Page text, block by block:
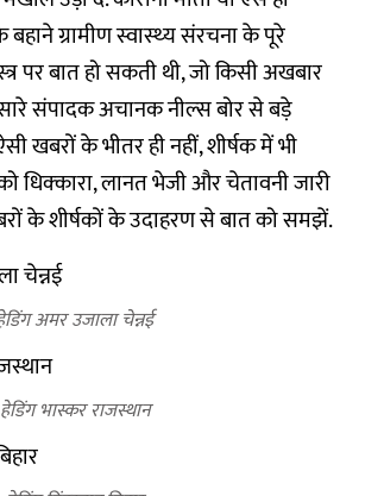
बहाने ग्रामीण स्‍वास्‍थ्‍य संरचना के पूरे
पर बात हो सकती थी, जो किसी अखबार
संपादक अचानक नील्‍स बोर से बड़े
खबरों के भीतर ही नहीं, शीर्षक में भी
धिक्‍कारा, लानत भेजी और चेतावनी जारी
के शीर्षकों के उदाहरण से बात को समझें.
अमर उजाला चेन्नई
हेडिंग भास्कर राजस्थान